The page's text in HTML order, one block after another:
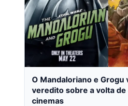
O Mandaloriano e Grogu
veredito sobre a volta de
cinemas